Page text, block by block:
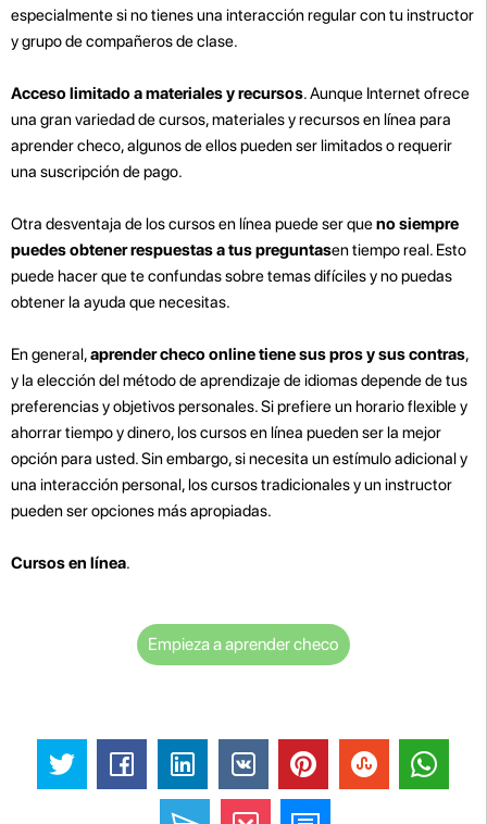
especialmente si no tienes una interacción regular con tu instructor
y grupo de compañeros de clase.
Acceso limitado a materiales y recursos. Aunque Internet ofrece
una gran variedad de cursos, materiales y recursos en línea para
aprender checo, algunos de ellos pueden ser limitados o requerir
una suscripción de pago.
Otra desventaja de los cursos en línea puede ser queno siempre
puedes obtener respuestas a tus preguntasen tiempo real. Esto
puede hacer que te confundas sobre temas difíciles y no puedas
obtener la ayuda que necesitas.
En general,aprender checo online tiene sus pros y sus contras,
y la elección del método de aprendizaje de idiomas depende de tus
preferencias y objetivos personales. Si prefiere un horario flexible y
ahorrar tiempo y dinero, los cursos en línea pueden ser la mejor
opción para usted. Sin embargo, si necesita un estímulo adicional y
una interacción personal, los cursos tradicionales y un instructor
pueden ser opciones más apropiadas.
Cursos en línea.
Empieza a aprender checo